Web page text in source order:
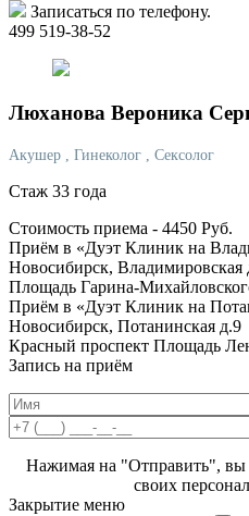
Записаться по телефону.
499 519-38-52
Люханова Вероника
Акушер , Гинеколог , Сексолог
Стаж 33 года
Стоимость приема - 4450 Руб.
Приём в «Дуэт Клиник на
Новосибирск, Владимировская
Площадь Гарина-
Приём в «Дуэт Клиник на
Новосибирск, Потанинская д.9
Красный проспект Площадь
Запись на приём
Нажимая на "Отправить", вы
своих
Закрытие меню